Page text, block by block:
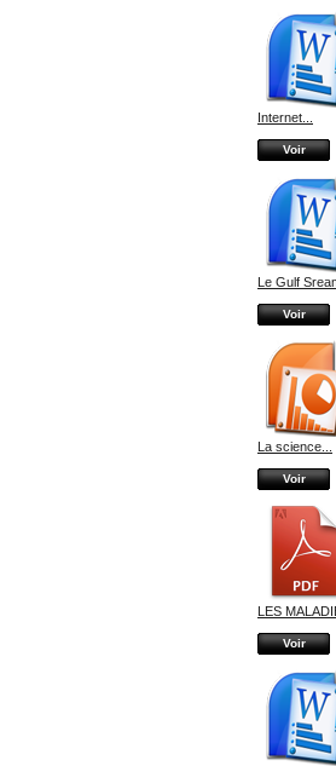
Internet...
Voir
Le Gulf
Voir
La science...
Voir
LES
Voir